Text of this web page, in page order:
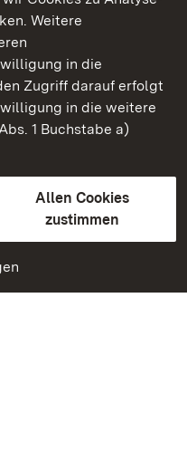
Weitere
in die
Zugriff darauf erfolgt
in die weitere
1 Buchstabe a)
Allen Cookies
zustimmen
Baden-Württemberg